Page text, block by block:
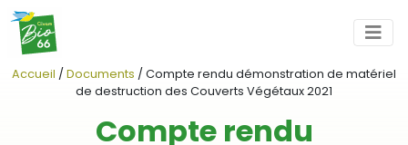
Accueil / Documents / Compte rendu démonstration de matériel
de destruction des Couverts Végétaux 2021
Compte rendu